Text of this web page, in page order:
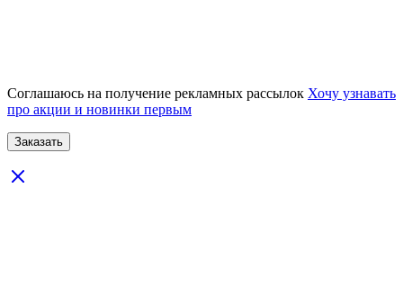
Соглашаюсь на получение рекламных рассылок Хочу узнавать
про акции и новинки первым